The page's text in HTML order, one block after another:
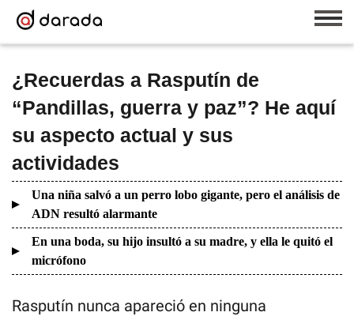
¿Recuerdas a Rasputín de
“Pandillas, guerra y paz”? He aquí
su aspecto actual y sus
actividades
Una niña salvó a un perro lobo gigante, pero el análisis de
ADN resultó alarmante
En una boda, su hijo insultó a su madre, y ella le quitó el
micrófono
Rasputín nunca apareció en ninguna